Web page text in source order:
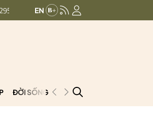
5.41 (1.8%) UPCOMINDEX:
ĐỜI SỐNG PODCAST